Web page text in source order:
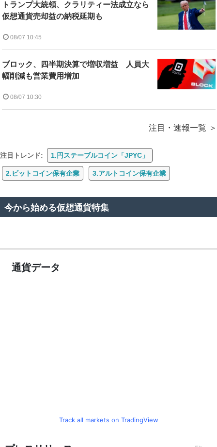
トランプ大統領、クラリティー法成立なら
仮想通貨売却益の納税延期も
08/07 10:45
ブロック、四半期決算で増収増益 人員大
幅削減も営業費用増加
08/07 10:30
注目・速報一覧
注目トレンド: 1.円ステーブルコイン「JPYC」
2.ビットコイン保有企業 3.アルトコイン保有企業
今から始める仮想通貨特集
通貨データ
Track all markets on TradingView